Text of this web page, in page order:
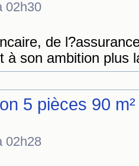
02h30
de
à son ambition plus
5 pièces 90
02h28